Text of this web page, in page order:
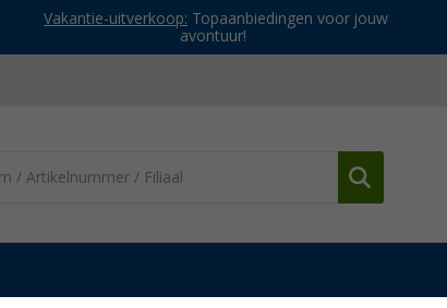
Vakantie-uitverkoop: Topaanbiedingen voor jouw
avontuur!